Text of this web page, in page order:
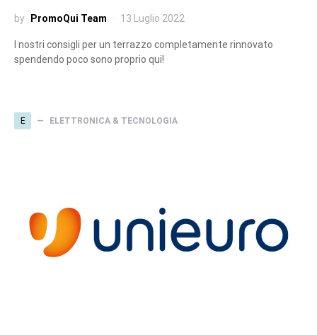
by PromoQui Team 13 Luglio 2022
I nostri consigli per un terrazzo completamente rinnovato
spendendo poco sono proprio qui!
E ELETTRONICA & TECNOLOGIA